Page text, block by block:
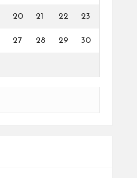
20 21 22 23
27 28 29 30